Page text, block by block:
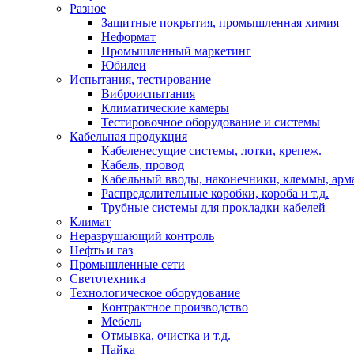
Разное
Защитные покрытия, промышленная химия
Неформат
Промышленный маркетинг
Юбилеи
Испытания, тестирование
Виброиспытания
Климатические камеры
Тестировочное оборудование и системы
Кабельная продукция
Кабеленесущие системы, лотки, крепеж.
Кабель, провод
Кабельный вводы, наконечники, клеммы,
Распределительные коробки, короба и т.д.
Трубные системы для прокладки кабелей
Климат
Неразрушающий контроль
Нефть и газ
Промышленные сети
Светотехника
Технологическое оборудование
Контрактное производство
Мебель
Отмывка, очистка и т.д.
Пайка